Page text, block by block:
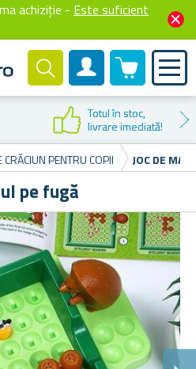
achiziție - Este suficient
Cont client
0 produselor
Totul în stoc,
livrare imediată!
PENTRU COPII JOC DE
pe fugă